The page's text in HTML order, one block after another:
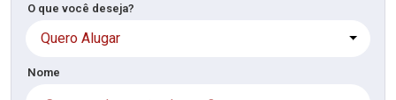
O que você deseja?
Quero Alugar
Nome